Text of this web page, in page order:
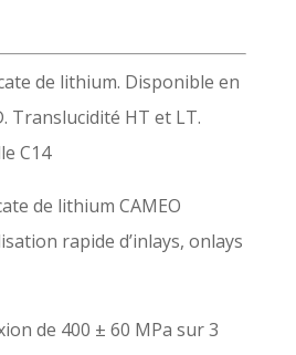
de lithium. Disponible en
Translucidité HT et LT.
C14
de lithium CAMEO
rapide d’inlays, onlays
de 400 ± 60 MPa sur 3